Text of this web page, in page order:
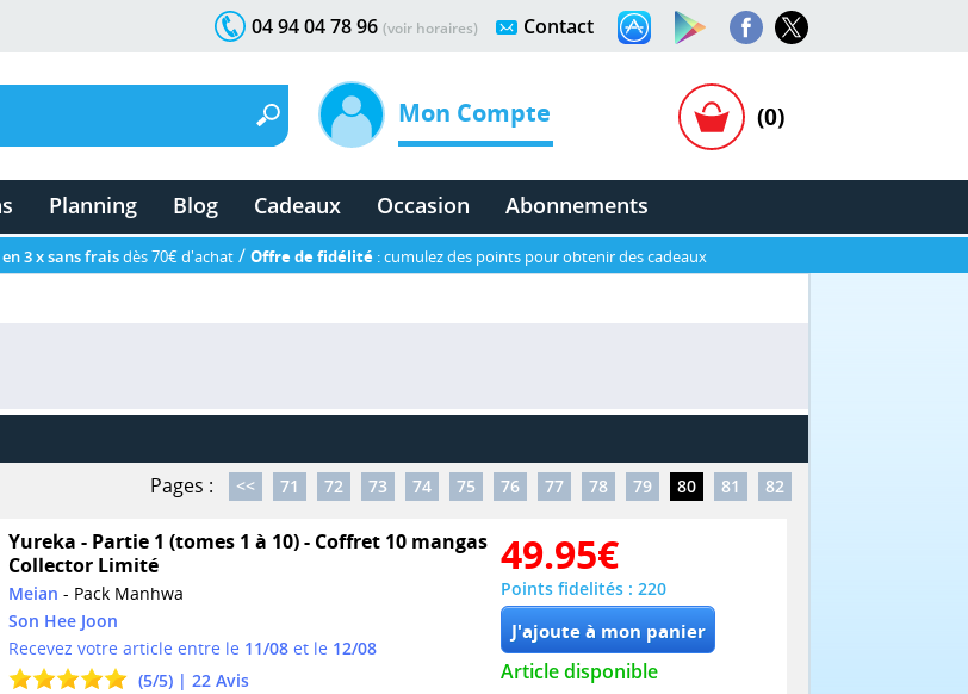
Contact
04 94 04 78 96 (voir horaires)
Mon Compte (0)
Planning Blog Cadeaux Occasion Abonnements
3 x sans fraisdès 70€ d'achat / Offre de fidélité : cumulez des points pour obtenir des cadeaux
Pages : << 71 72 73 74 75 76 77 78 79 80 81 82
Yureka - Partie 1 (tomes 1 à 10) - Coffret 10 mangas
Collector Limité
Meian - Pack Manhwa
Son Hee Joon
Recevez votre article entre le 11/08et le 12/08
(5/5) | 22Avis
49.95€
Points fidelités : 220
Article disponible